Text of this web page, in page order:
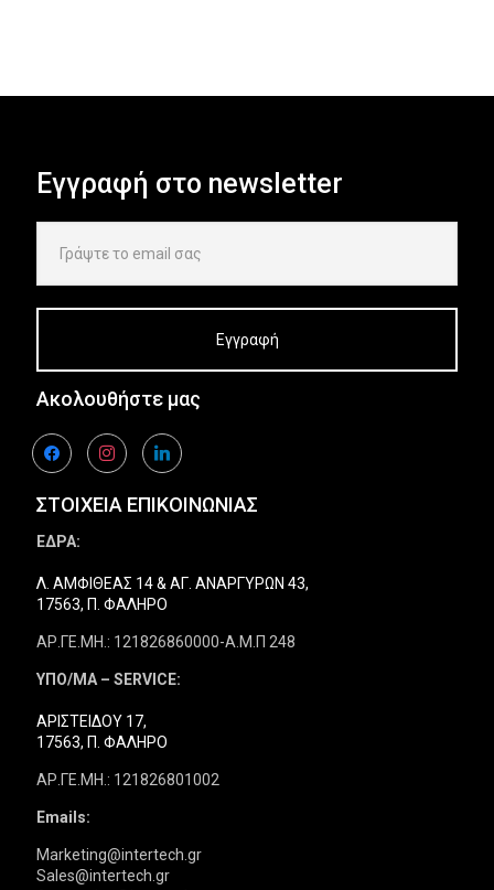
Εγγραφή στο newsletter
Ακολουθήστε μας
facebookinstagramlinkedin
ΣΤΟΙΧΕΙΑ ΕΠΙΚΟΙΝΩΝΙΑΣ
ΕΔΡΑ:
Λ. ΑΜΦΙΘΕΑΣ 14 & ΑΓ. ΑΝΑΡΓΥΡΩΝ 43,
17563, Π. ΦΑΛΗΡΟ
ΑΡ.ΓΕ.ΜΗ.: 121826860000-Α.Μ.Π 248
ΥΠΟ/ΜΑ – SERVICE:
ΑΡΙΣΤΕΙΔΟΥ 17,
17563, Π. ΦΑΛΗΡΟ
ΑΡ.ΓΕ.ΜΗ.: 121826801002
Emails:
Marketing@intertech.gr
Sales@intertech.gr